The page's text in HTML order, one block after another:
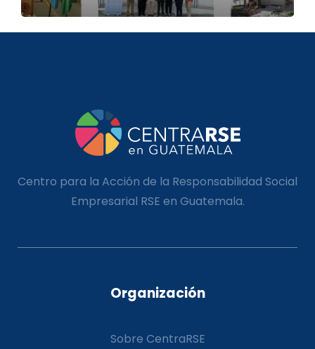
Centro para la Acción de la Responsabilidad Social
Empresarial RSE en Guatemala.
Organización
Sobre CentraRSE